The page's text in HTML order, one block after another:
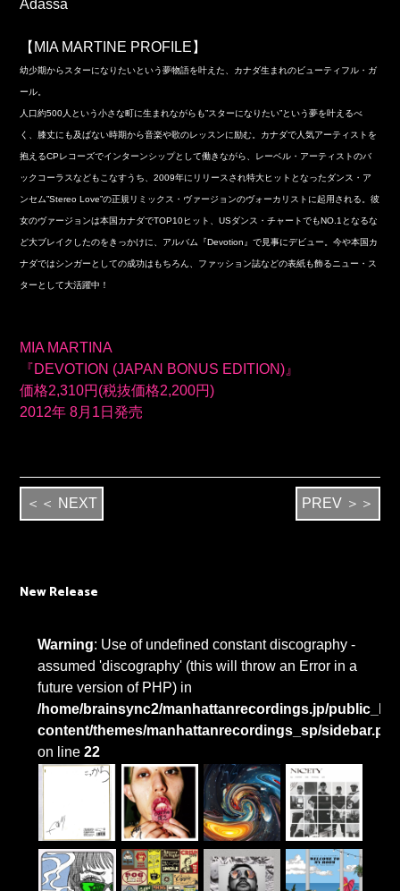
Adassa
【MIA MARTINE PROFILE】
幼少期からスターになりたいという夢物語を叶えた、カナダ生まれのビューティフル・ガ
ール。
人口約500人という小さな町に生まれながらも”スターになりたい”という夢を叶えるべ
く、膝丈にも及ばない時期から音楽や歌のレッスンに励む。カナダで人気アーティストを
抱えるCPレコーズでインターンシップとして働きながら、レーベル・アーティストのバ
ックコーラスなどもこなすうち、2009年にリリースされ特大ヒットとなったダンス・ア
ンセム”Stereo Love”の正規リミックス・ヴァージョンのヴォーカリストに起用される。彼
女のヴァージョンは本国カナダでTOP10ヒット、USダンス・チャートでもNO.1となるな
ど大ブレイクしたのをきっかけに、アルバム『Devotion』で見事にデビュー。今や本国カ
ナダではシンガーとしての成功はもちろん、ファッション誌などの表紙も飾るニュー・ス
ターとして大活躍中！
MIA MARTINA
『DEVOTION (JAPAN BONUS EDITION)』
価格2,310円(税抜価格2,200円)
2012年 8月1日発売
＜＜ NEXT PREV ＞＞
New Release
Warning: Use of undefined constant discography -
assumed 'discography' (this will throw an Error in a
future version of PHP) in
/home/brainsync2/manhattanrecordings.jp/
content/themes/manhattanrecordings_sp/
on line22